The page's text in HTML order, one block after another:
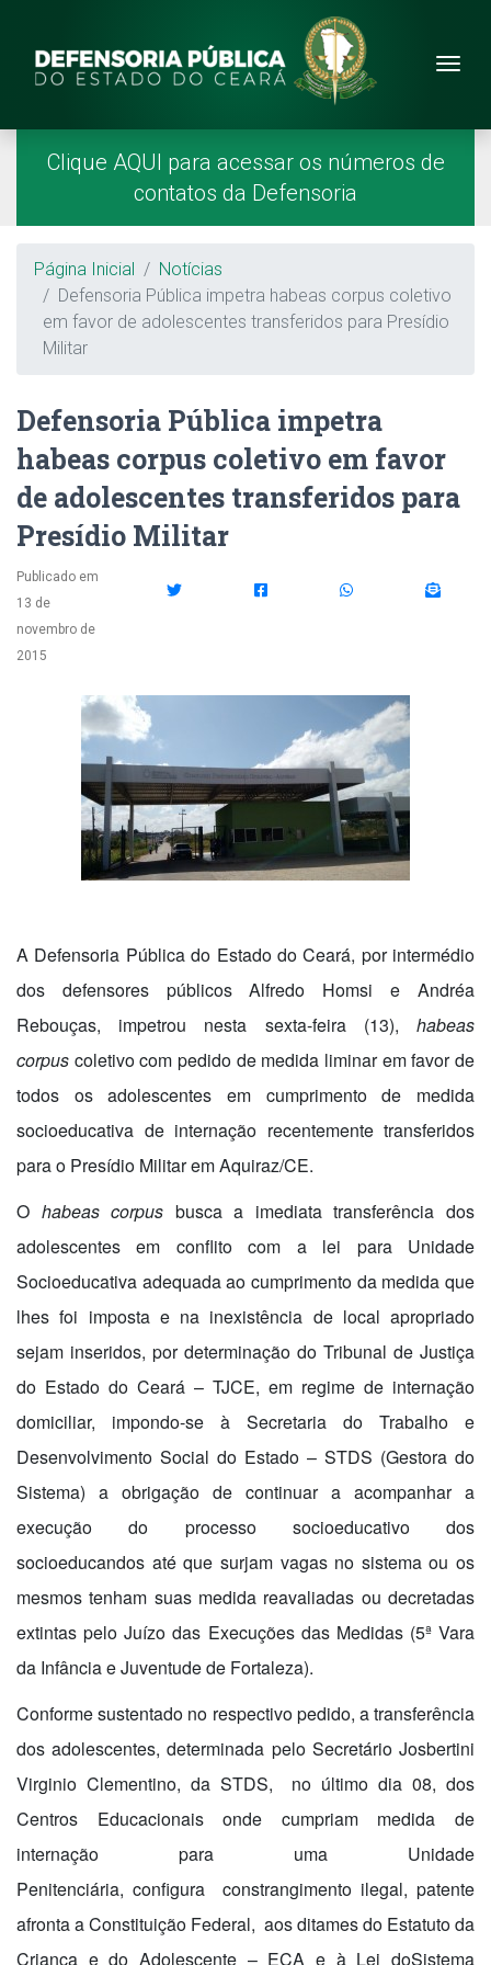
Site da Defensoria
Menu Principal
Página Inicial
Clique AQUI para acessar os números de
contatos da Defensoria
Breadcrumb
Página Inicial
Notícias
Defensoria Pública impetra habeas corpus coletivo
em favor de adolescentes transferidos para Presídio
Militar
Defensoria Pública impetra
habeas corpus coletivo em favor
de adolescentes transferidos para
Presídio Militar
Publicado em
13 de
novembro de
2015
A Defensoria Pública do Estado do Ceará, por intermédio
dos defensores públicos Alfredo Homsi e Andréa
Rebouças, impetrou nesta sexta-feira (13), habeas
corpus coletivo com pedido de medida liminar em favor de
todos os adolescentes em cumprimento de medida
socioeducativa de internação recentemente transferidos
para o Presídio Militar em Aquiraz/CE.
O habeas corpus busca a imediata transferência dos
adolescentes em conflito com a lei para Unidade
Socioeducativa adequada ao cumprimento da medida que
lhes foi imposta e na inexistência de local apropriado
sejam inseridos, por determinação do Tribunal de Justiça
do Estado do Ceará – TJCE, em regime de internação
domiciliar, impondo-se à Secretaria do Trabalho e
Desenvolvimento Social do Estado – STDS (Gestora do
Sistema) a obrigação de continuar a acompanhar a
execução do processo socioeducativo dos
socioeducandos até que surjam vagas no sistema ou os
mesmos tenham suas medida reavaliadas ou decretadas
extintas pelo Juízo das Execuções das Medidas (5ª Vara
da Infância e Juventude de Fortaleza).
Conforme sustentado no respectivo pedido, a transferência
dos adolescentes, determinada pelo Secretário Josbertini
Virginio Clementino, da STDS, no último dia 08, dos
Centros Educacionais onde cumpriam medida de
internação para uma Unidade
Penitenciária, configura constrangimento ilegal, patente
afronta a Constituição Federal, aos ditames do Estatuto da
Criança e do Adolescente – ECA e à Lei doSistema